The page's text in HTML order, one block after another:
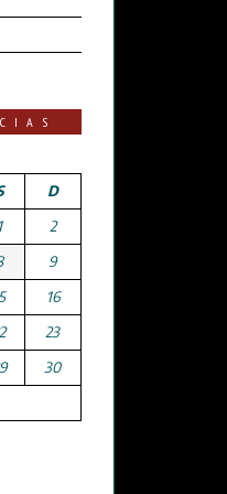
D
1
2
9
16
23
30